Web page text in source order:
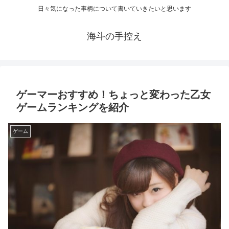
日々気になった事柄について書いていきたいと思います
海斗の手控え
ゲーマーおすすめ！ちょっと変わった乙女
ゲームランキングを紹介
ゲーム